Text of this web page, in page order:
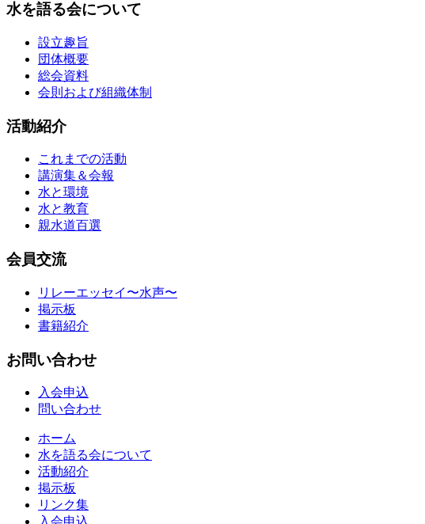
水を語る会について
設立趣旨
団体概要
総会資料
会則および組織体制
活動紹介
これまでの活動
講演集＆会報
水と環境
水と教育
親水道百選
会員交流
リレーエッセイ〜水声〜
掲示板
書籍紹介
お問い合わせ
入会申込
問い合わせ
ホーム
水を語る会について
活動紹介
掲示板
リンク集